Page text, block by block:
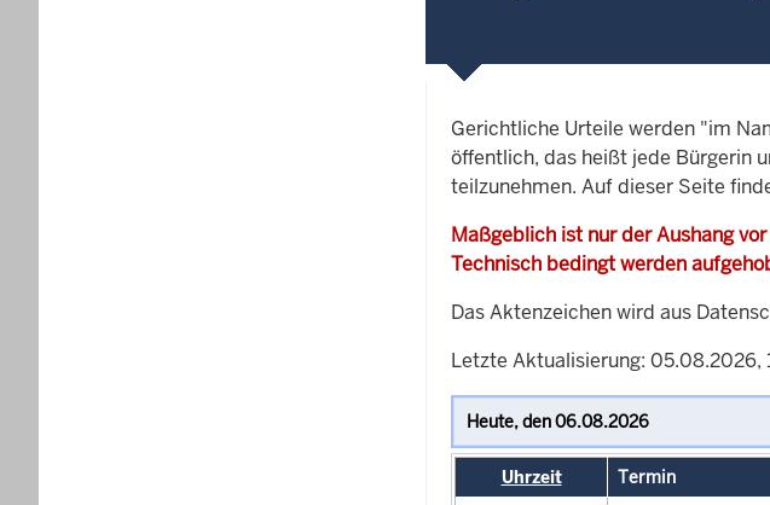
Gerichtliche Urteile werden "im
öffentlich, das heißt jede Bürgerin
teilzunehmen. Auf dieser Seite
Maßgeblich ist nur der Aushang
Technisch bedingt werden
Das Aktenzeichen wird aus
Letzte Aktualisierung: 05.08.2026,
Uhrzeit Termin